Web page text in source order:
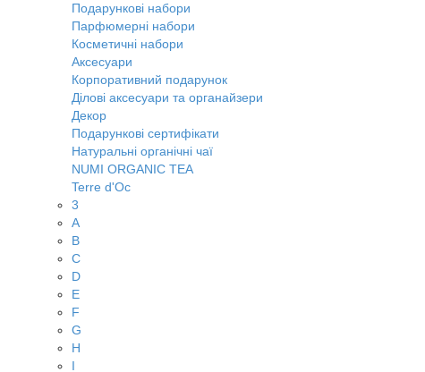
Подарункові набори
Парфюмерні набори
Косметичні набори
Аксесуари
Корпоративний подарунок
Ділові аксесуари та органайзери
Декор
Подарункові сертифікати
Натуральні органічні чаї
NUMI ORGANIC TEA
Terre d'Oc
3
A
B
C
D
E
F
G
H
I